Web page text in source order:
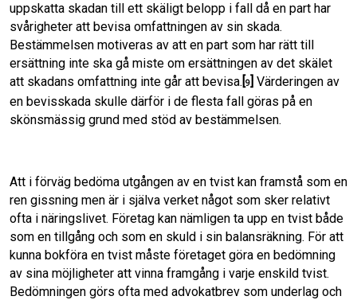
uppskatta skadan till ett skäligt belopp i fall då en part har
svårigheter att bevisa omfattningen av sin skada.
Bestämmelsen motiveras av att en part som har rätt till
ersättning inte ska gå miste om ersättningen av det skälet
att skadans omfattning inte går att bevisa. [9] Värderingen av
en bevisskada skulle därför i de flesta fall göras på en
skönsmässig grund med stöd av bestämmelsen.
Att i förväg bedöma utgången av en tvist kan framstå som en
ren gissning men är i själva verket något som sker relativt
ofta i näringslivet. Företag kan nämligen ta upp en tvist både
som en tillgång och som en skuld i sin balansräkning. För att
kunna bokföra en tvist måste företaget göra en bedömning
av sina möjligheter att vinna framgång i varje enskild tvist.
Bedömningen görs ofta med advokatbrev som underlag och